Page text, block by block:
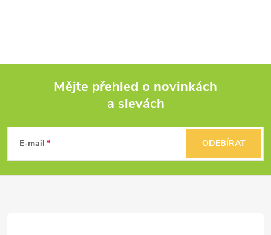
p
Mějte přehled o novinkách
a slevách
E-mail ODEBÍRAT